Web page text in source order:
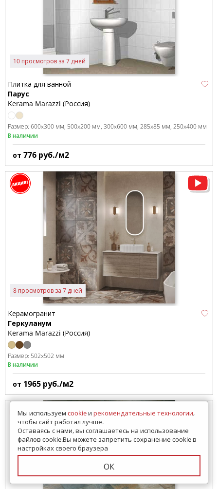
10 просмотров за 7 дней
Плитка для ванной
Парус
Kerama Marazzi (Россия)
Размер: 600x300 мм 500x200 мм 300x600 мм 285x85 мм 250x400 мм
В наличии
от 776 руб./м2
8 просмотров за 7 дней
Керамогранит
Геркуланум
Kerama Marazzi (Россия)
Размер: 502x502 мм
В наличии
от 1965 руб./м2
Мы используем cookieи рекомендательные технологии,
чтобы сайт работал лучше.
Оставаясь с нами, вы соглашаетесь на использование
файлов cookie.Вы можете запретить сохранение cookie в
настройках своего браузера
ОК